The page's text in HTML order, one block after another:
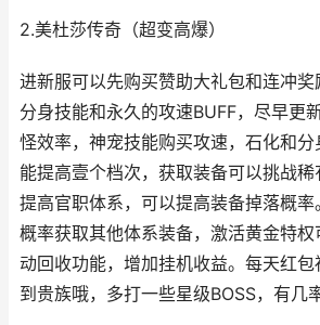
2.美杜莎传奇（超变高爆）
进新服可以先购买赞助大礼包和连冲
分身技能和永久的攻速BUFF，尽早更
怪效率，神宠技能购买攻速，石化和
能提高壹个档次，获取装备可以挑战稀
提高官职体系，可以提高装备掉落概
概率获取其他体系装备，激活黄金特权
动回收功能，增加挂机收益。每天红
到贵族哦，多打一些星级BOSS，有几